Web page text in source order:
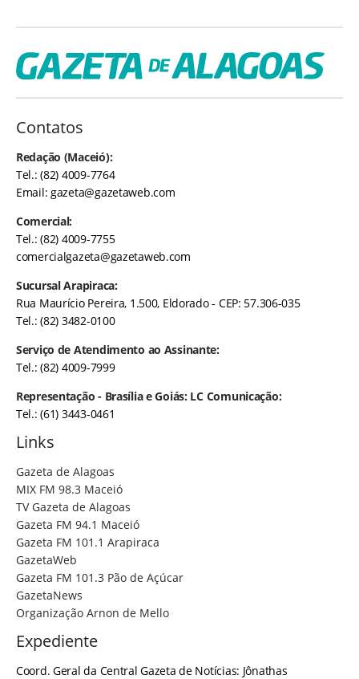
Contatos
Redação (Maceió):
Tel.: (82) 4009-7764
Email:gazeta@gazetaweb.com
Comercial:
Tel.: (82) 4009-7755
comercialgazeta@gazetaweb.com
Sucursal Arapiraca:
Rua Maurício Pereira, 1.500, Eldorado - CEP: 57.306-035
Tel.: (82) 3482-0100
Serviço de Atendimento ao Assinante:
Tel.: (82) 4009-7999
Representação - Brasília e Goiás: LC Comunicação:
Tel.: (61) 3443-0461
Links
Gazeta de Alagoas
MIX FM 98.3 Maceió
TV Gazeta de Alagoas
Gazeta FM 94.1 Maceió
Gazeta FM 101.1 Arapiraca
GazetaWeb
Gazeta FM 101.3 Pão de Açúcar
GazetaNews
Organização Arnon de Mello
Expediente
Coord. Geral da Central Gazeta de Notícias: Jônathas